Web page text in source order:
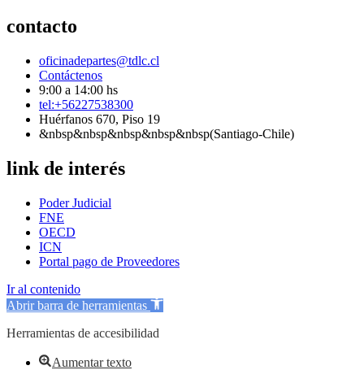
contacto
oficinadepartes@tdlc.cl
Contáctenos
9:00 a 14:00 hs
tel:+56227538300
Huérfanos 670, Piso 19
&nbsp&nbsp&nbsp&nbsp&nbsp(Santiago-Chile)
link de interés
Poder Judicial
FNE
OECD
ICN
Portal pago de Proveedores
Ir al contenido
Abrir barra de herramientas
Herramientas de accesibilidad
Aumentar texto